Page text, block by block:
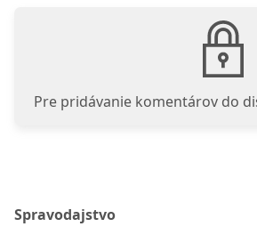
Pre pridávanie komentárov do
Spravodajstvo